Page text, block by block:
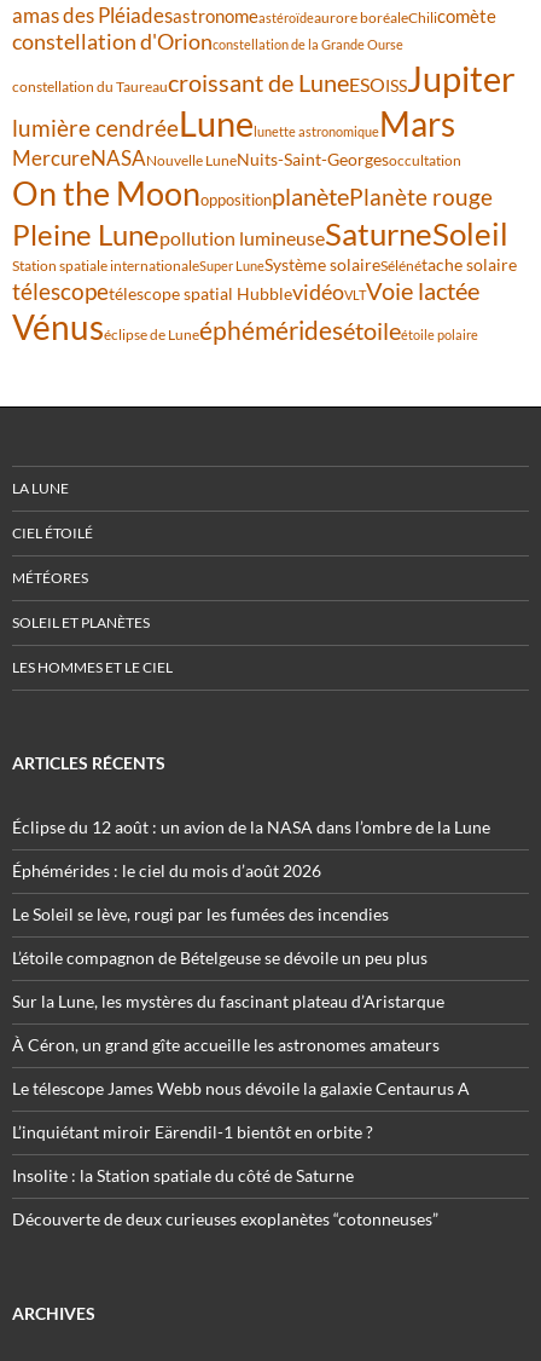
amas des Pléiadesastronomeastéroïdeaurore boréaleChilicomète
constellation d'Orionconstellation de la Grande Ourse
constellation du Taureaucroissant de LuneESOISSJupiter
lumière cendréeLunelunette astronomiqueMars
MercureNASANouvelle LuneNuits-Saint-Georgesoccultation
On the MoonoppositionplanètePlanète rouge
Pleine Lunepollution lumineuseSaturneSoleil
Station spatiale internationaleSuper LuneSystème solaireSélénétache solaire
télescopetélescope spatial HubblevidéoVLTVoie lactée
Vénuséclipse de Luneéphéméridesétoileétoile polaire
LA LUNE
CIEL ÉTOILÉ
MÉTÉORES
SOLEIL ET PLANÈTES
LES HOMMES ET LE CIEL
ARTICLES RÉCENTS
Éclipse du 12 août : un avion de la NASA dans l’ombre de la Lune
Éphémérides : le ciel du mois d’août 2026
Le Soleil se lève, rougi par les fumées des incendies
L’étoile compagnon de Bételgeuse se dévoile un peu plus
Sur la Lune, les mystères du fascinant plateau d’Aristarque
À Céron, un grand gîte accueille les astronomes amateurs
Le télescope James Webb nous dévoile la galaxie Centaurus A
L’inquiétant miroir Eärendil-1 bientôt en orbite ?
Insolite : la Station spatiale du côté de Saturne
Découverte de deux curieuses exoplanètes “cotonneuses”
ARCHIVES